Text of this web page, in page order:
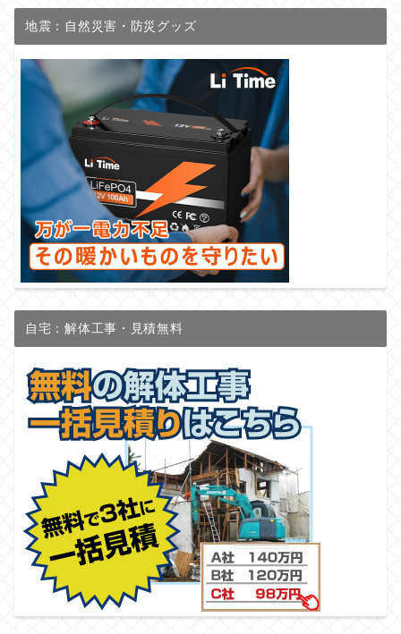
地震：自然災害・防災グッズ
自宅：解体工事・見積無料